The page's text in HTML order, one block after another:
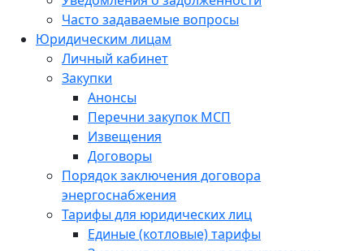
Часто задаваемые вопросы
Юридическим лицам
Личный кабинет
Закупки
Анонсы
Перечни закупок МСП
Извещения
Договоры
Порядок заключения договора
энергоснабжения
Тарифы для юридических лиц
Единые (котловые) тарифы